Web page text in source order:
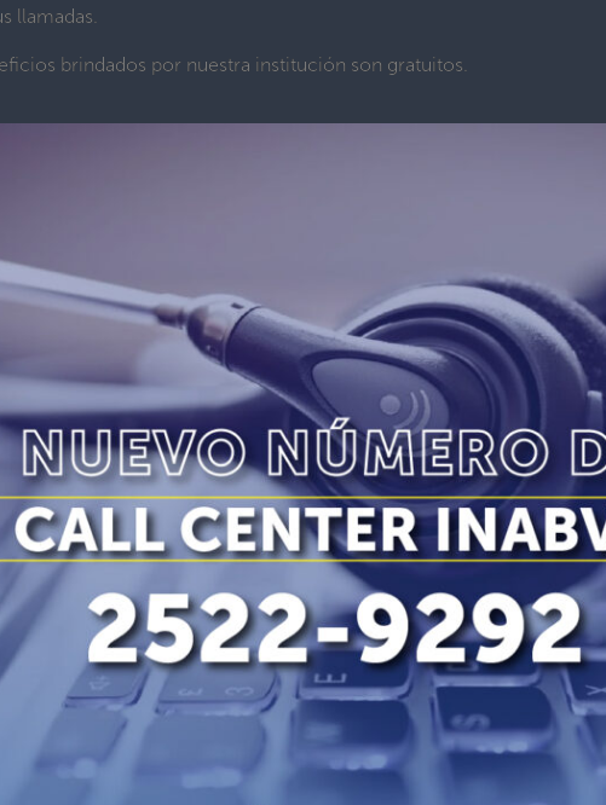
llamadas.
brindados por nuestra institución son gratuitos.